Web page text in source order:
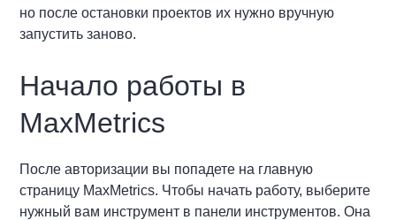
но после остановки проектов их нужно вручную
запустить заново.
Начало работы в
MaxMetrics
После авторизации вы попадете на главную
страницу MaxMetrics. Чтобы начать работу, выберите
нужный вам инструмент в панели инструментов. Она